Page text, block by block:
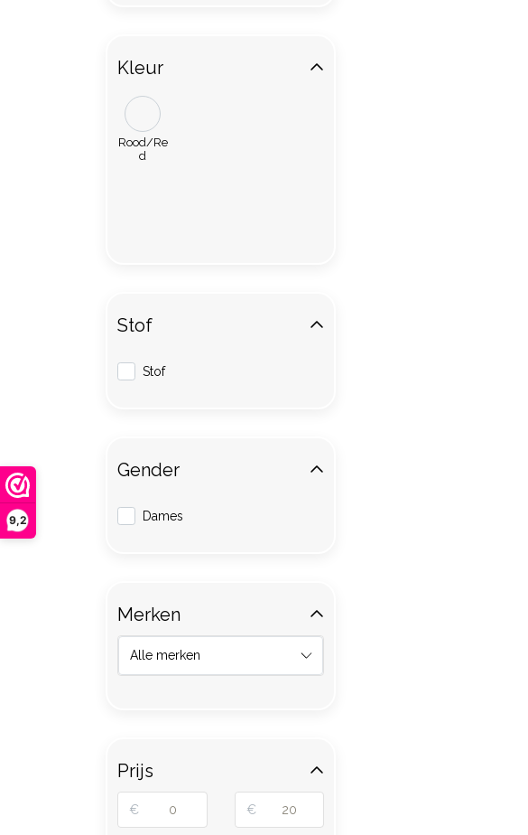
9,2
Kleur
Rood/Re
d
Stof
Stof
Gender
Dames
Merken
Prijs
€ €